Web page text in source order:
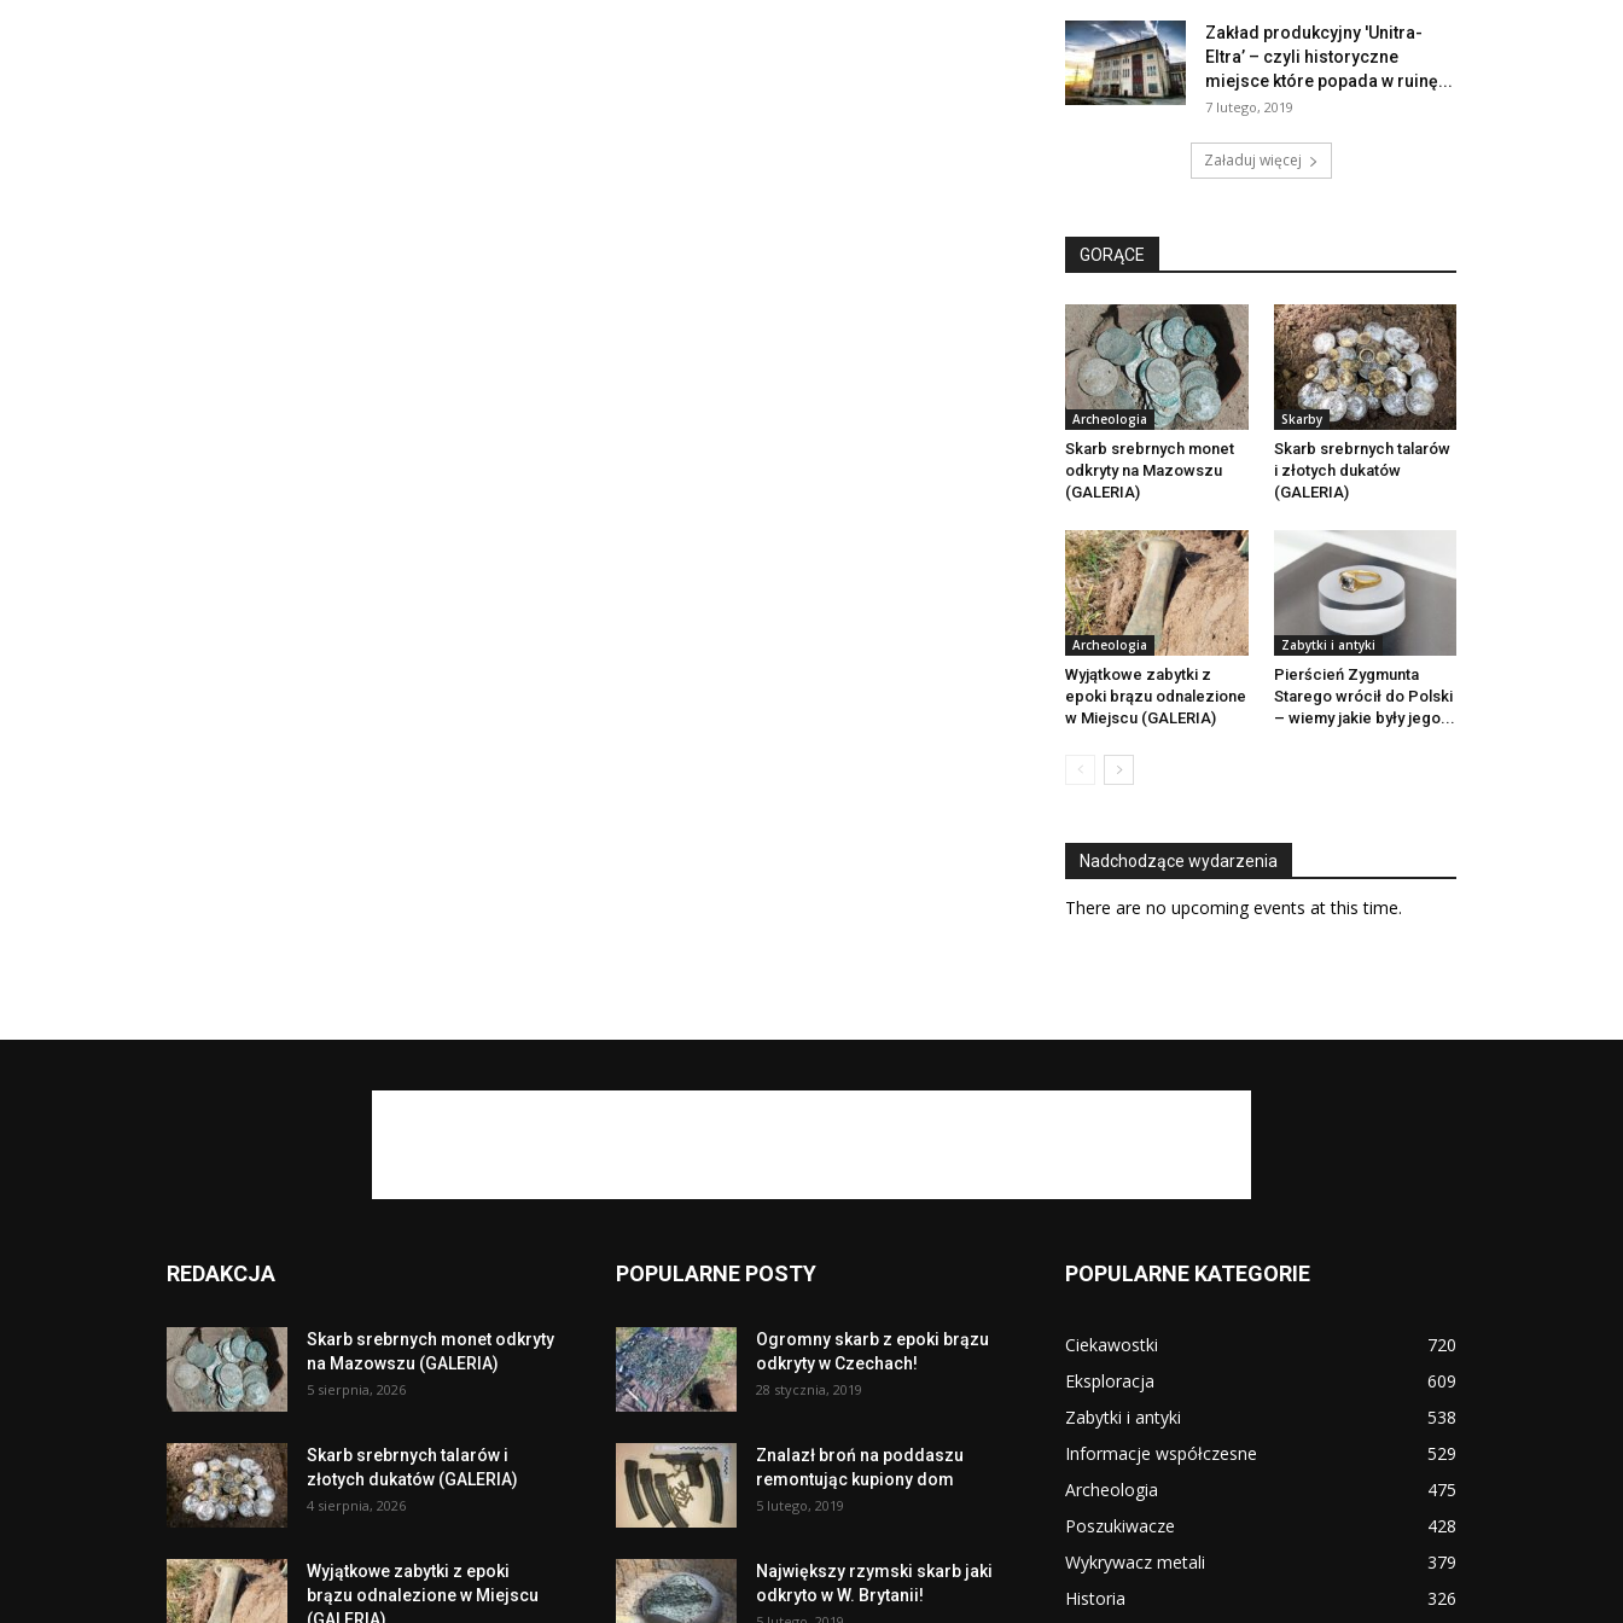
Zakład produkcyjny 'Unitra-
Eltra’ – czyli historyczne
miejsce które popada w ruinę...
7 lutego, 2019
Załaduj więcej
GORĄCE
Archeologia
Skarb srebrnych monet
odkryty na Mazowszu
(GALERIA)
Skarby
Skarb srebrnych talarów
i złotych dukatów
(GALERIA)
Archeologia
Wyjątkowe zabytki z
epoki brązu odnalezione
w Miejscu (GALERIA)
Zabytki i antyki
Pierścień Zygmunta
Starego wrócił do Polski
– wiemy jakie były jego...
Nadchodzące wydarzenia
There are no upcoming events at this time.
REDAKCJA
Skarb srebrnych monet odkryty
na Mazowszu (GALERIA)
5 sierpnia, 2026
Skarb srebrnych talarów i
złotych dukatów (GALERIA)
4 sierpnia, 2026
Wyjątkowe zabytki z epoki
brązu odnalezione w Miejscu
POPULARNE POSTY
Ogromny skarb z epoki brązu
odkryty w Czechach!
28 stycznia, 2019
Znalazł broń na poddaszu
remontując kupiony dom
5 lutego, 2019
Największy rzymski skarb jaki
odkryto w W. Brytanii!
POPULARNE KATEGORIE
Ciekawostki
720
Eksploracja
609
Zabytki i antyki
538
Informacje współczesne
529
Archeologia
475
Poszukiwacze
428
Wykrywacz metali
379
Historia
326